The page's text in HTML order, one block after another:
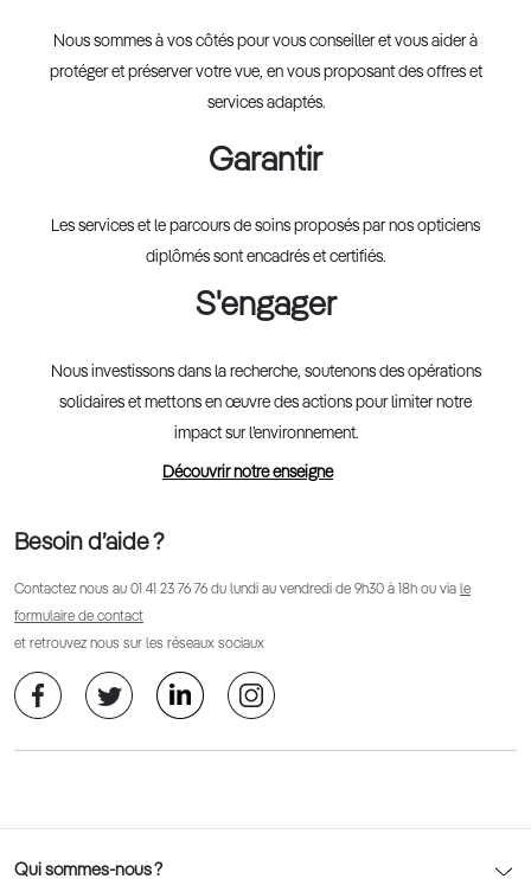
Nous sommes à vos côtés pour vous conseiller et vous aider à
protéger et préserver votre vue, en vous proposant des offres et
services adaptés.
Garantir
Les services et le parcours de soins proposés par nos opticiens
diplômés sont encadrés et certifiés.
S'engager
Nous investissons dans la recherche, soutenons des opérations
solidaires et mettons en œuvre des actions pour limiter notre
impact sur l’environnement.
Découvrir notre enseigne
Besoin d’aide ?
Contactez nous au 01 41 23 76 76 du lundi au vendredi de 9h30 à 18h ou via le
formulaire de contact
et retrouvez nous sur les réseaux sociaux
Qui sommes-nous ?